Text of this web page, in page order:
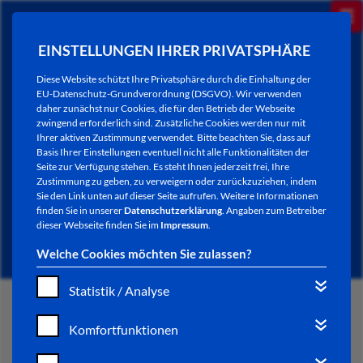
EINSTELLUNGEN IHRER PRIVATSPHÄRE
Diese Website schützt Ihre Privatsphäre durch die Einhaltung der
EU-Datenschutz-Grundverordnung (DSGVO). Wir verwenden
daher zunächst nur Cookies, die für den Betrieb der Webseite
zwingend erforderlich sind. Zusätzliche Cookies werden nur mit
Ihrer aktiven Zustimmung verwendet. Bitte beachten Sie, dass auf
Basis Ihrer Einstellungen eventuell nicht alle Funktionalitäten der
Seite zur Verfügung stehen. Es steht Ihnen jederzeit frei, Ihre
Zustimmung zu geben, zu verweigern oder zurückzuziehen, indem
Sie den Link unten auf dieser Seite aufrufen. Weitere Informationen
finden Sie in unsererDatenschutzerklärung. Angaben zum Betreiber
dieser Webseite finden Sie im Impressum.
Welche Cookies möchten Sie zulassen?
Statistik / Analyse
Komfortfunktionen
NEWSLETTER / CITY LETTER
START